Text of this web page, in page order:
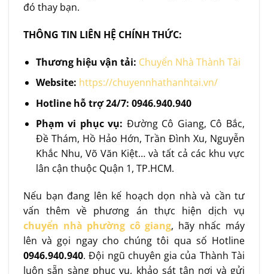
đó thay bạn.
THÔNG TIN LIÊN HỆ CHÍNH THỨC:
Thương hiệu vận tải: Chuyển Nhà Thành Tài
Website: https://chuyennhathanhtai.vn/
Hotline hỗ trợ 24/7: 0946.940.940
Phạm vi phục vụ: Đường Cô Giang, Cô Bắc,
Đề Thám, Hồ Hảo Hớn, Trần Đình Xu, Nguyễn
Khắc Nhu, Võ Văn Kiệt… và tất cả các khu vực
lân cận thuộc Quận 1, TP.HCM.
Nếu bạn đang lên kế hoạch dọn nhà và cần tư
vấn thêm về phương án thực hiện dịch vụ
chuyển nhà phường cô giang, hãy nhấc máy
lên và gọi ngay cho chúng tôi qua số Hotline
0946.940.940. Đội ngũ chuyên gia của Thành Tài
luôn sẵn sàng phục vụ, khảo sát tận nơi và gửi